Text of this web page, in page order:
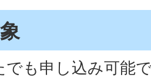
も申し込み可能